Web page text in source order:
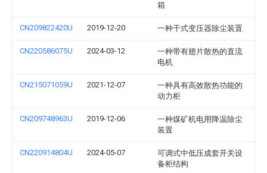
箱
CN209822420U 2019-12-20 一种干式变压器除尘装置
CN220586075U 2024-03-12
一种带有翅片散热的直流
电机
CN215071059U 2021-12-07
一种具有高效散热功能的
动力柜
CN209748963U 2019-12-06
一种煤矿机电用降温除尘
装置
CN220914804U 2024-05-07
可调式中低压成套开关设
备柜结构